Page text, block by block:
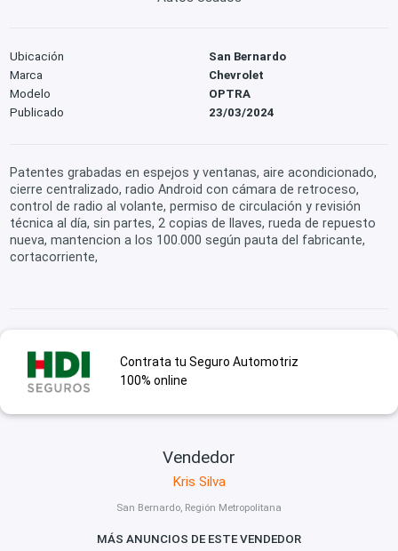
Ubicación
San Bernardo
Marca
Chevrolet
Modelo
OPTRA
Publicado
23/03/2024
Patentes grabadas en espejos y ventanas, aire acondicionado,
cierre centralizado, radio Android con cámara de retroceso,
control de radio al volante, permiso de circulación y revisión
técnica al día, sin partes, 2 copias de llaves, rueda de repuesto
nueva, mantencion a los 100.000 según pauta del fabricante,
cortacorriente,
Contrata tu Seguro Automotriz
100% online
Vendedor
Kris Silva
San Bernardo, Región Metropolitana
MÁS ANUNCIOS DE ESTE VENDEDOR